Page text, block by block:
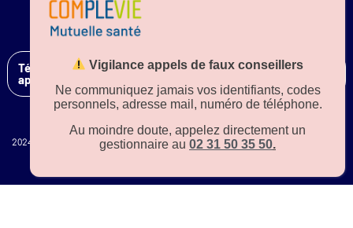
Téléchargez notre
application sur
2024 – Tous droits réservés –plan de site– Une production MetricsValue
Vigilance appels de faux conseillers
Ne communiquez jamais vos identifiants, codes
personnels, adresse mail, numéro de téléphone.
Au moindre doute, appelez directement un
gestionnaire au 02 31 50 35 50.